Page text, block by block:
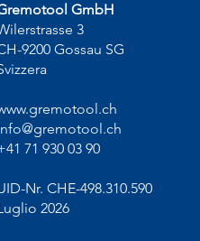
GmbH
3
9200 Gossau SG
71 930 03 90
Nr. CHE-498.310.590
2026